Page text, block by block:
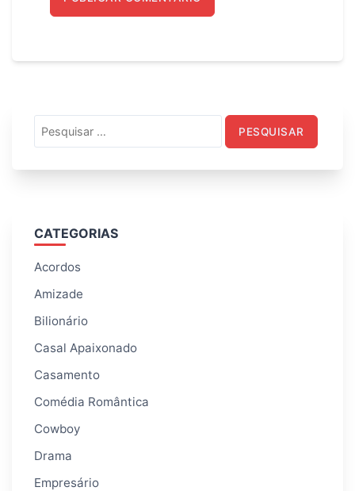
por:
CATEGORIAS
Acordos
Amizade
Bilionário
Casal Apaixonado
Casamento
Comédia Romântica
Cowboy
Drama
Empresário